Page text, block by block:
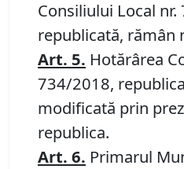
Consiliului Local
republicată, rămân
Art. 5. Hotărârea
734/2018,
modificată prin
republica.
Art. 6. Primarul